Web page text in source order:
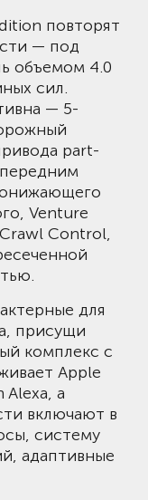
повторят
— под
объемом 4.0
сил.
— 5-
part-
Venture
Control,
для
присущи
комплекс с
Apple
Alexa, а
включают в
систему
адаптивные